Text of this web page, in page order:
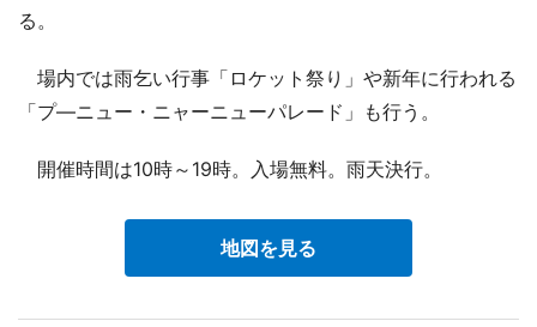
る。
場内では雨乞い行事「ロケット祭り」や新年に行われる
「プ―ニュー・ニャーニューパレード」も行う。
開催時間は10時～19時。入場無料。雨天決行。
地図を見る